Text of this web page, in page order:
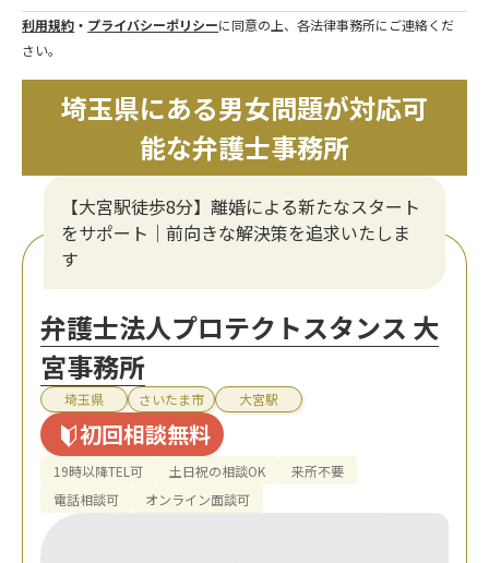
利用規約 ・ プライバシーポリシーに同意の上、各法律事務所にご連絡くだ
さい。
埼玉県にある男女問題が対応可
能な弁護士事務所
【大宮駅徒歩8分】離婚による新たなスタート
をサポート｜前向きな解決策を追求いたしま
す
弁護士法人プロテクトスタンス 大
宮事務所
埼玉県 さいたま市 大宮駅
初回相談無料
19時以降TEL可 土日祝の相談OK
来所不要
電話相談可
オンライン面談可